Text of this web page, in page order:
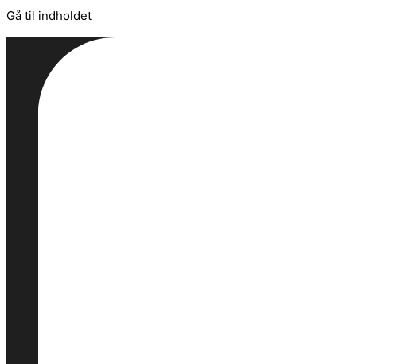
Gå til indholdet